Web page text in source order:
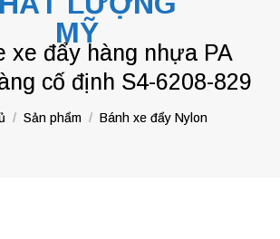
xe đẩy hàng nhựa PA
cố định S4-6208-829
/ Sản phẩm / Bánh xe đẩy Nylon